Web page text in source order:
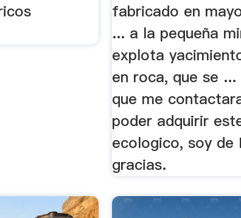
fabricado en
... a la pequeña
explota
en roca, que se
que me
poder adquirir
ecologico, soy de
gracias.